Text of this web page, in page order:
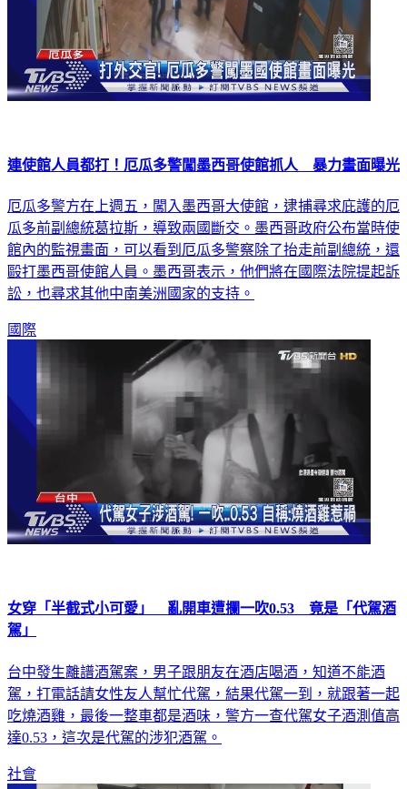
連使館人員都打！厄瓜多警闖墨西哥使館抓人 暴力畫面曝光
厄瓜多警方在上週五，闖入墨西哥大使館，逮捕尋求庇護的厄
瓜多前副總統葛拉斯，導致兩國斷交。墨西哥政府公布當時使
館內的監視畫面，可以看到厄瓜多警察除了抬走前副總統，還
毆打墨西哥使館人員。墨西哥表示，他們將在國際法院提起訴
訟，也尋求其他中南美洲國家的支持。
國際
女穿「半截式小可愛」 亂開車遭攔一吹0.53 竟是「代駕酒
駕」
台中發生離譜酒駕案，男子跟朋友在酒店喝酒，知道不能酒
駕，打電話請女性友人幫忙代駕，結果代駕一到，就跟著一起
吃燒酒雞，最後一整車都是酒味，警方一查代駕女子酒測值高
達0.53，這次是代駕的涉犯酒駕。
社會